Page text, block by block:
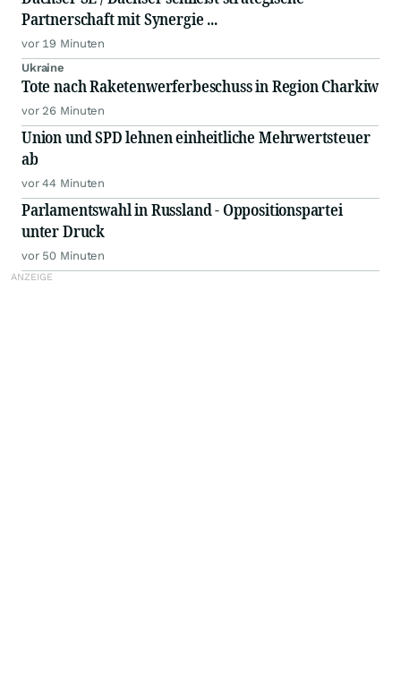
Partnerschaft mit Synergie ...
vor 19 Minuten
Ukraine
Tote nach Raketenwerferbeschuss in Region Charkiw
vor 26 Minuten
Union und SPD lehnen einheitliche Mehrwertsteuer
ab
vor 44 Minuten
Parlamentswahl in Russland - Oppositionspartei
unter Druck
vor 50 Minuten